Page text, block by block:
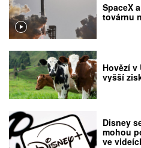
SpaceX
továrnu
Hovězí v
vyšší
Disney
mohou
ve